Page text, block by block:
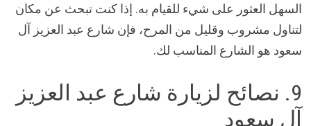
السهل العثور على شيء للقيام به. إذا كنت تبحث عن مكان
لتناول مشروب وقليل من المرح، فإن شارع عبد العزيز آل
سعود هو الشارع المناسب لك.
9. نصائح لزيارة شارع عبد العزيز
آل سعود